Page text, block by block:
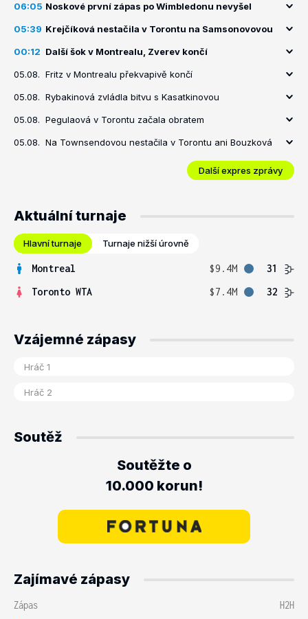
06:05 Noskové první zápas po Wimbledonu nevyšel
05:39 Krejčíková nestačila v Torontu na Samsonovovou
00:12 Další šok v Montrealu, Zverev končí
05.08. Fritz v Montrealu překvapivě končí
05.08. Rybakinová zvládla bitvu s Kasatkinovou
05.08. Pegulaová v Torontu začala obratem
05.08. Na Townsendovou nestačila v Torontu ani Bouzková
Další expres zprávy
Aktuální turnaje
Hlavní turnaje Turnaje nižší úrovně
Montreal $9.4M
31
Toronto WTA
$7.4M 32
Vzájemné zápasy
Soutěž
Soutěžte o
10.000 korun!
Zajímavé zápasy
Zápas
H2H